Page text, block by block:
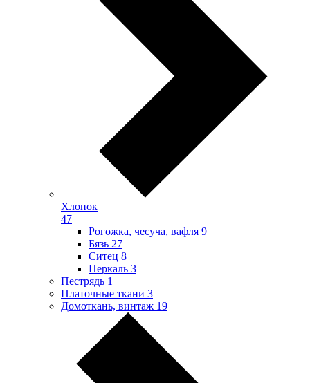
Хлопок
47
Рогожка, чесуча, вафля 9
Бязь 27
Ситец 8
Перкаль 3
Пестрядь 1
Платочные ткани 3
Домоткань, винтаж 19